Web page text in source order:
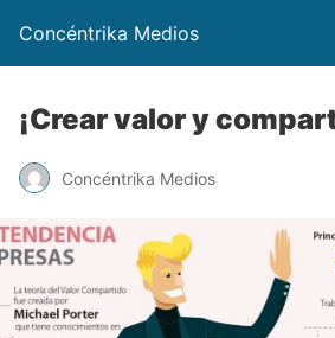
Concéntrika Medios
¡Crear valor y
Concéntrika Medios